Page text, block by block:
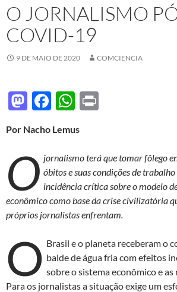
O JORNALISMO
COVID-19
9 DE MAIO DE 2020 COMCIENCIA
M
to
d
o
n
F
e
b
o
o
k
W
at
s
A
p
p
Por Nacho Lemus
O jornalismo terá que tomar fôlego
óbitos e suas condições de
incidência crítica sobre o modelo
econômico como base da crise civilizatória
próprios jornalistas enfrentam.
O Brasil e o planeta receberam o
balde de água fria com efeitos
sobre o sistema econômico e as
Para os jornalistas a situação exige um